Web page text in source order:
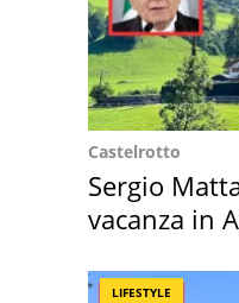
Castelrotto
Sergio
vacanza in
LIFESTYLE